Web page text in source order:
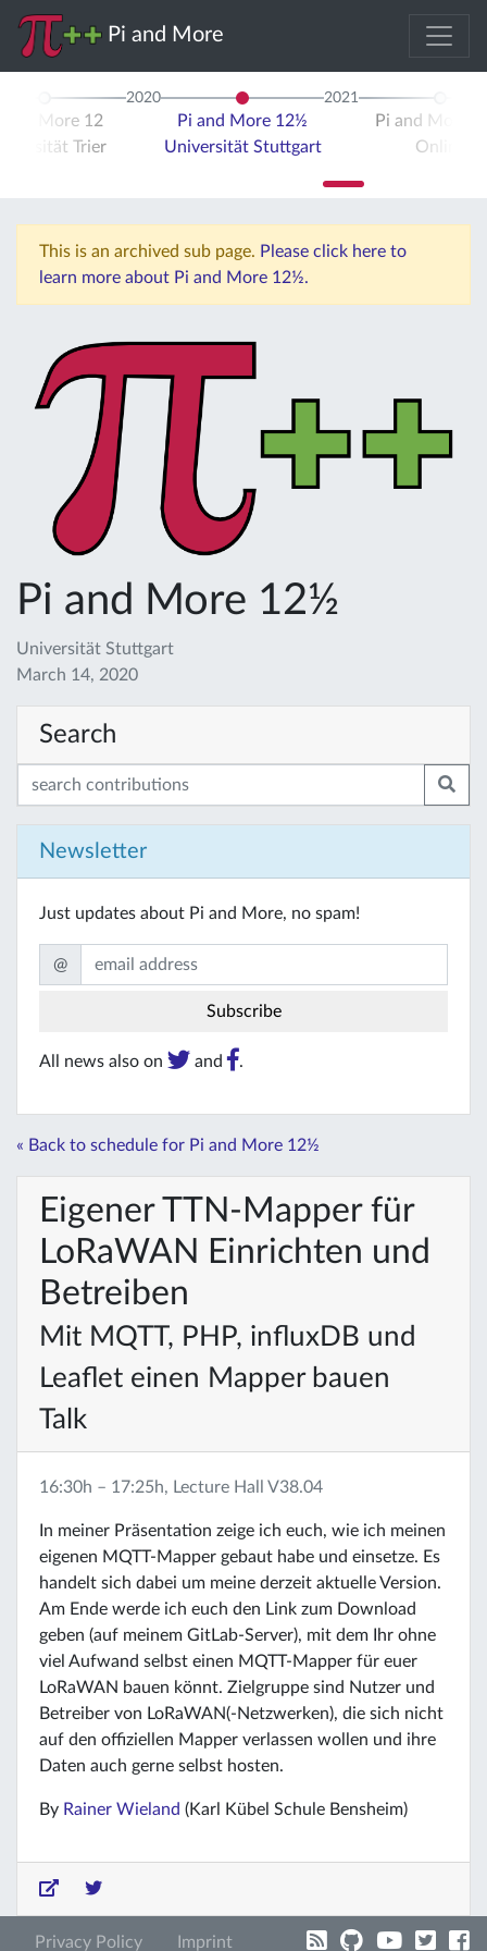
Pi and More
and More 12
Trier
2020
Pi and More 12½
Universität Stuttgart
2021
Pi and More
Online
This is an archived sub page. Please click here to
learn more about Pi and More 12½.
Pi and More 12½
Universität Stuttgart
March 14, 2020
Search
Newsletter
Just updates about Pi and More, no spam!
@
All news also on and .
« Back to schedule for Pi and More 12½
Eigener TTN-Mapper für
LoRaWAN Einrichten und
Betreiben
Mit MQTT, PHP, influxDB und
Leaflet einen Mapper bauen
Talk
16:30h – 17:25h, Lecture Hall V38.04
In meiner Präsentation zeige ich euch, wie ich meinen
eigenen MQTT-Mapper gebaut habe und einsetze. Es
handelt sich dabei um meine derzeit aktuelle Version.
Am Ende werde ich euch den Link zum Download
geben (auf meinem GitLab-Server), mit dem Ihr ohne
viel Aufwand selbst einen MQTT-Mapper für euer
LoRaWAN bauen könnt. Zielgruppe sind Nutzer und
Betreiber von LoRaWAN(-Netzwerken), die sich nicht
auf den offiziellen Mapper verlassen wollen und ihre
Daten auch gerne selbst hosten.
By Rainer Wieland (Karl Kübel Schule Bensheim)
Privacy Policy Imprint